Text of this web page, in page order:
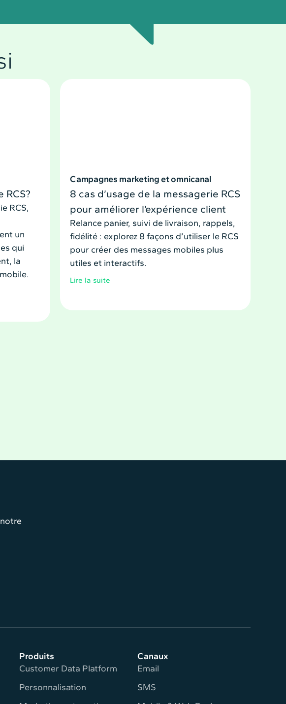
RCS?
RCS,
un
qui
la
Campagnes marketing et omnicanal
8 cas d’usage de la messagerie RCS
pour améliorer l’expérience client
Relance panier, suivi de livraison, rappels,
fidélité : explorez 8 façons d’utiliser le RCS
pour créer des messages mobiles plus
utiles et interactifs.
Lire la suite
Produits
Customer Data Platform
Personnalisation
Canaux
Email
SMS